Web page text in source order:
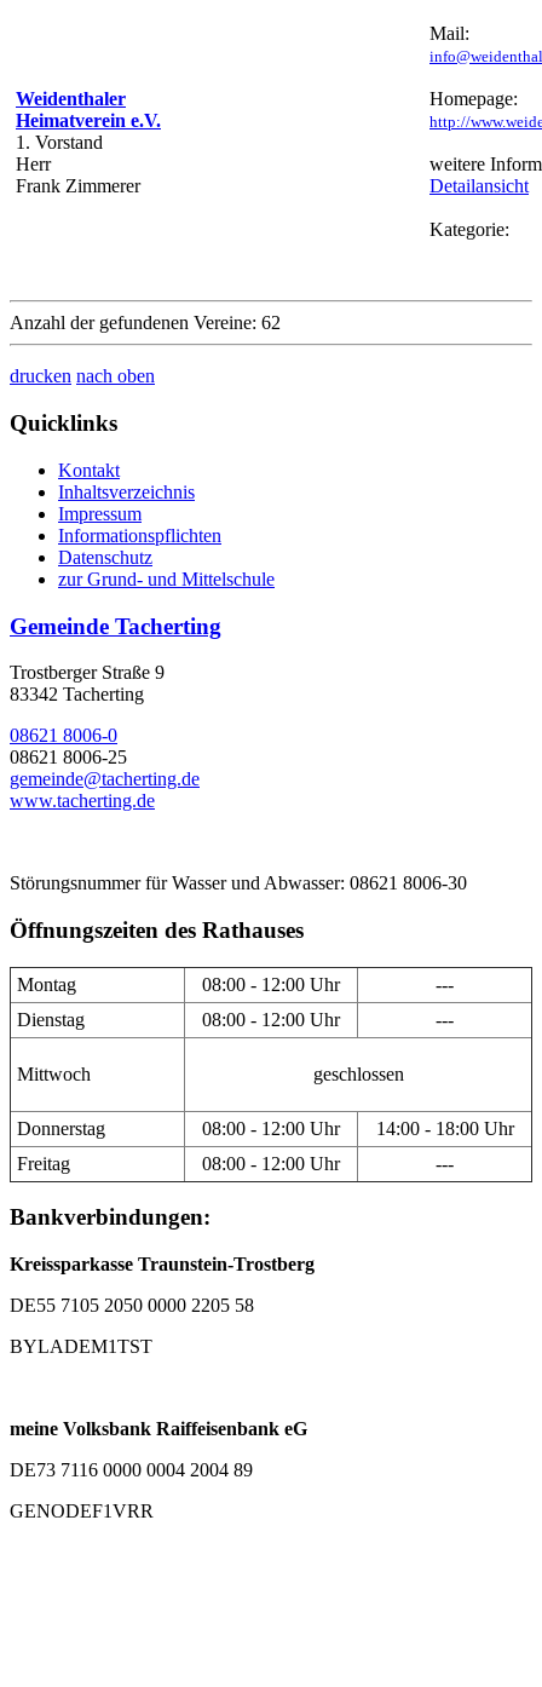
Weidenthaler
Heimatverein e.V.
1. Vorstand
Herr
Frank Zimmerer
Mail:
Homepage:
http://
weitere
Detailansicht
Kategorie:
Anzahl der gefundenen Vereine: 62
drucken nach oben
Quicklinks
Kontakt
Inhaltsverzeichnis
Impressum
Informationspflichten
Datenschutz
zur Grund- und Mittelschule
Gemeinde Tacherting
Trostberger Straße 9
83342 Tacherting
08621 8006-0
08621 8006-25
gemeinde@tacherting.de
www.tacherting.de
Störungsnummer für Wasser und Abwasser: 08621 8006-30
Öffnungszeiten des Rathauses
Montag 08:00 - 12:00 Uhr
---
Dienstag
08:00 - 12:00 Uhr ---
Mittwoch geschlossen
Donnerstag 08:00 - 12:00 Uhr
14:00 - 18:00 Uhr
Freitag
08:00 - 12:00 Uhr ---
Bankverbindungen:
Kreissparkasse Traunstein-Trostberg
DE55 7105 2050 0000 2205 58
BYLADEM1TST
meine Volksbank Raiffeisenbank eG
DE73 7116 0000 0004 2004 89
GENODEF1VRR